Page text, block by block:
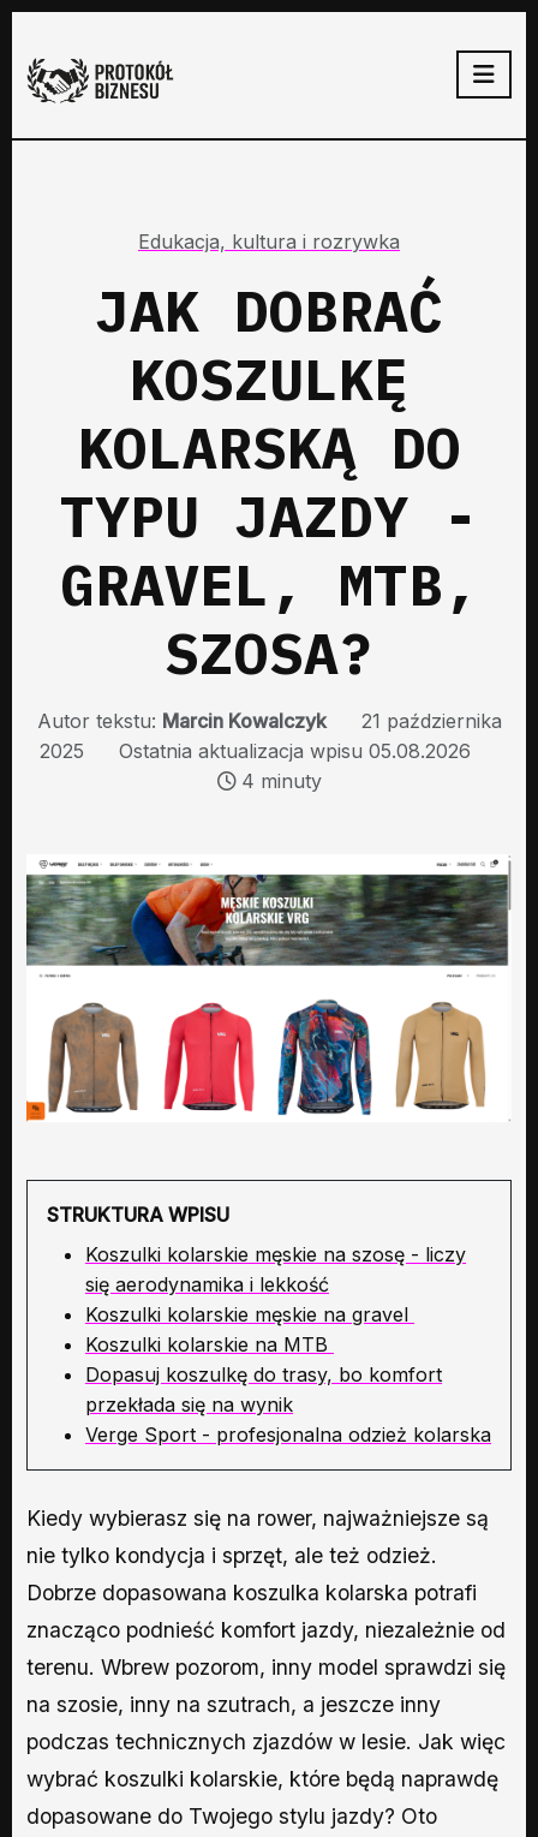
Edukacja, kultura i rozrywka
JAK DOBRAĆ
KOSZULKĘ
KOLARSKĄ DO
TYPU JAZDY -
GRAVEL, MTB,
SZOSA?
Autor tekstu: Marcin Kowalczyk
21 października
2025
Ostatnia aktualizacja wpisu 05.08.2026
4 minuty
STRUKTURA WPISU
Koszulki kolarskie męskie na szosę - liczy
się aerodynamika i lekkość
Koszulki kolarskie męskie na gravel
Koszulki kolarskie na MTB
Dopasuj koszulkę do trasy, bo komfort
przekłada się na wynik
Verge Sport - profesjonalna odzież kolarska
Kiedy wybierasz się na rower, najważniejsze są
nie tylko kondycja i sprzęt, ale też odzież.
Dobrze dopasowana koszulka kolarska potrafi
znacząco podnieść komfort jazdy, niezależnie od
terenu. Wbrew pozorom, inny model sprawdzi się
na szosie, inny na szutrach, a jeszcze inny
podczas technicznych zjazdów w lesie. Jak więc
wybrać koszulki kolarskie, które będą naprawdę
dopasowane do Twojego stylu jazdy? Oto